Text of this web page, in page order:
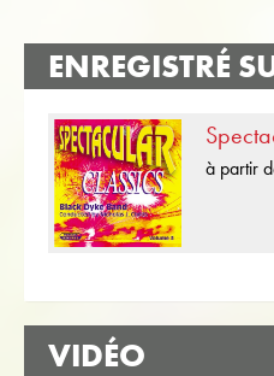
ENREGISTRÉ
à partir
VIDÉO